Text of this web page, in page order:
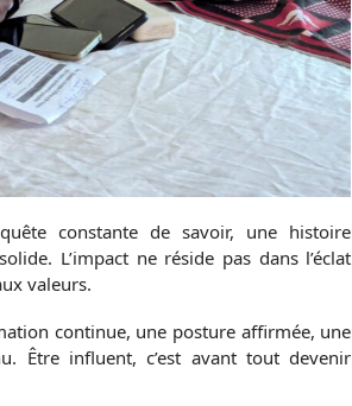
constante de savoir, une histoire
L’impact ne réside pas dans l’éclat
valeurs.
continue, une posture affirmée, une
Être influent, c’est avant tout devenir